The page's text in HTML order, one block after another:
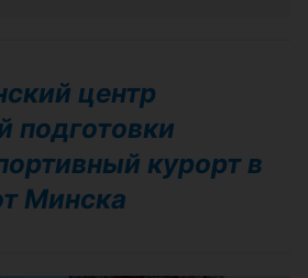
центр
подготовки
курорт в
Минска